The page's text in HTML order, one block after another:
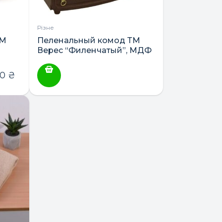
₴
Різне
Пеленальный комод ТМ
Верес “Филенчатый”, МДФ